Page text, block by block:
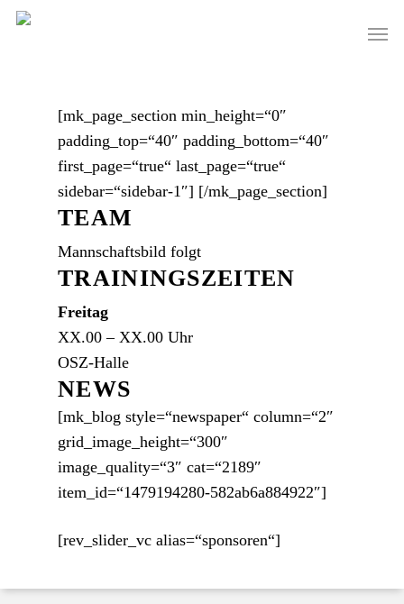
Skip
Menu
[mk_page_section min_height=“0″
padding_top=“40″ padding_bottom=“40″
first_page=“true“ last_page=“true“
sidebar=“sidebar-1″]
TEAM
Mannschaftsbild folgt
TRAININGSZEITEN
Freitag
XX.00 – XX.00 Uhr
OSZ-Halle
NEWS
[mk_blog style=“newspaper“ column=“2″
grid_image_height=“300″
image_quality=“3″ cat=“2189″
item_id=“1479194280-582ab6a884922″]
[/mk_page_section]
[rev_slider_vc alias=“sponsoren“]